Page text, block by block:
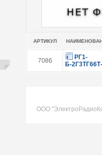
АРТИКУЛ
7086
РГ1-
Б-
ООО